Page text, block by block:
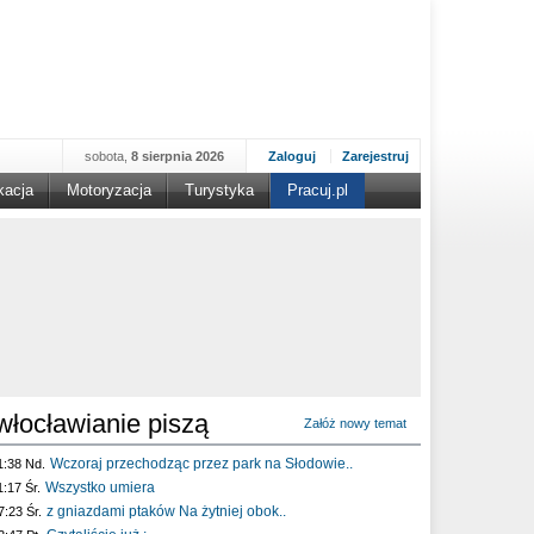
Zaloguj Zarejestruj
sobota, 8 sierpnia 2026
Motoryzacja Turystyka Pracuj.pl
piszą Załóż nowy temat
Nd. Wczoraj przechodząc przez park na Słodowie..
Śr. Wszystko umiera
Śr. z gniazdami ptaków Na żytniej obok..